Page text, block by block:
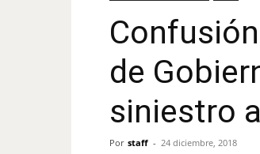
de
siniestro
Por staff - 24 diciembre, 2018